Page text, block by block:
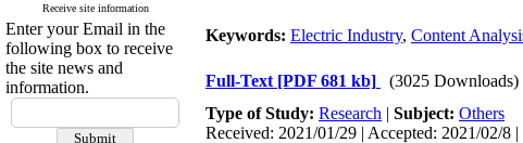
Receive site information
Enter your Email in the
following box to receive
the site news and
information.
Keywords: Electric Industry, Content
Full-Text [PDF 681 kb]
(3025 Downloads)
Type of Study: Research | Subject: Others
Received: 2021/01/29 | Accepted: 2021/02/8